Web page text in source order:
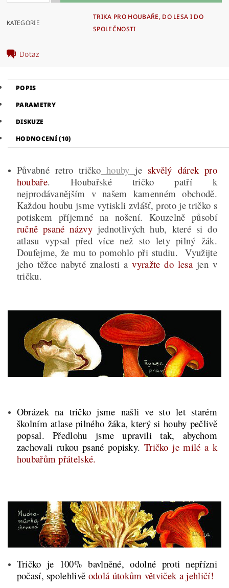
KATEGORIE
TRIKA PRO HOUBAŘE, DO LESA I DO
SPOLEČNOSTI
Dotaz
POPIS
PARAMETRY
DISKUZE
HODNOCENÍ (10)
Půvabné retro tričko houby je skvělý dárek pro
houbaře. Houbařské tričko patří k
nejprodávanějším v našem kamenném obchodě.
Každou houbu jsme vytiskli zvlášť, proto je tričko s
potiskem příjemné na nošení. Kouzelně působí
ručně psané názvy jednotlivých hub, které si do
atlasu vypsal před více než sto lety pilný žák.
Doufejme, že mu to pomohlo při studiu. Využijte
jeho těžce nabyté znalosti avyražte do lesa jen v
tričku.
Obrázek na tričko jsme našli ve sto let starém
školním atlase pilného žáka, který si houby pečlivě
popsal. Předlohu jsme upravili tak, abychom
zachovali rukou psané popisky. Tričko je milé a k
houbařům přátelské.
Tričko je 100% bavlněné, odolné proti nepřízni
počasí, spolehlivě odolá útokům větviček a jehličí!